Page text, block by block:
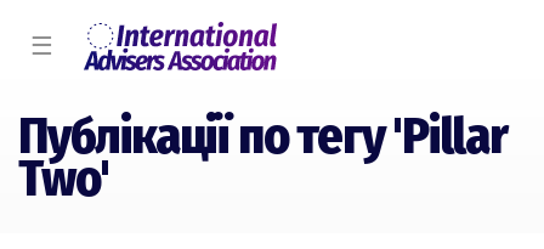
☰
Публікації по тегу 'Pillar
Two'